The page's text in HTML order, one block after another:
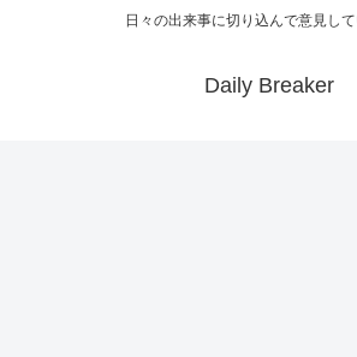
日々の出来事に切り込んで意見し
Daily Breaker